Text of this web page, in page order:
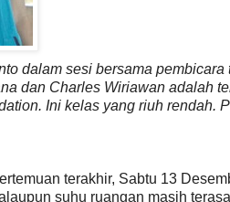
dalam sesi bersama pembicara
dan Charles Wiriawan adalah
Ini kelas yang riuh rendah.
terakhir, Sabtu 13
suhu ruangan masih terasa